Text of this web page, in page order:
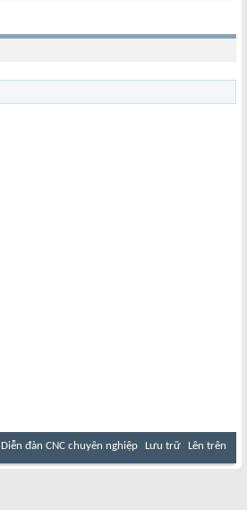
Diễn đàn CNC chuyên nghiệp Lưu trữ Lên trên